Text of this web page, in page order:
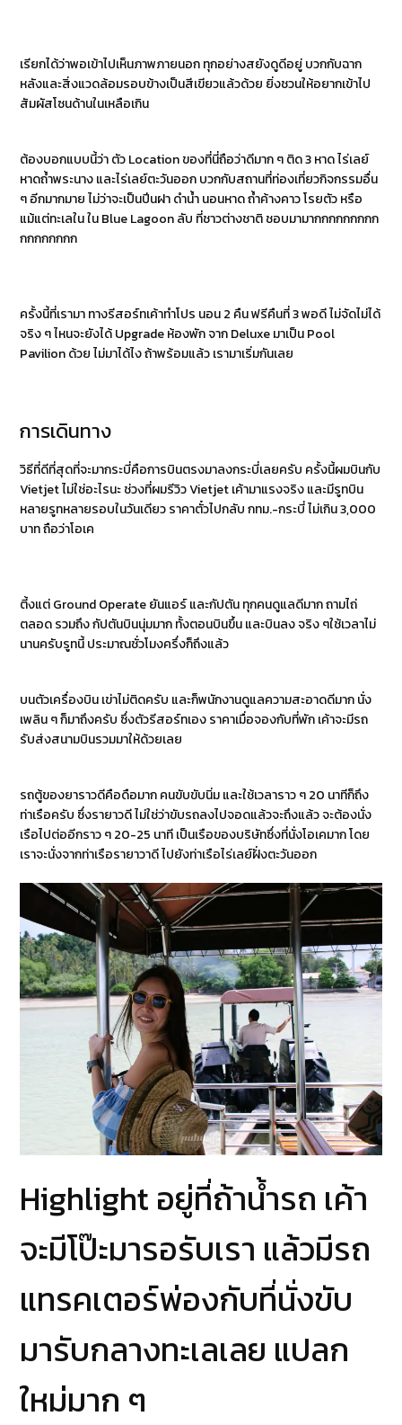
เรียกได้ว่าพอเข้าไปเห็นภาพภายนอก ทุกอย่างสยังดูดีอยู่ บวกกับฉาก
หลังและสิ่งแวดล้อมรอบข้างเป็นสีเขียวแล้วด้วย ยิ่งชวนให้อยากเข้าไป
สัมผัสโซนด้านในเหลือเกิน
ต้องบอกแบบนี้ว่า ตัว Location ของที่นี่ถือว่าดีมาก ๆ ติด 3 หาด ไร่เลย์
หาดถ้ำพระนาง และไร่เลย์ตะวันออก บวกกับสถานที่ท่องเที่ยวกิจกรรมอื่น
ๆ อีกมากมาย ไม่ว่าจะเป็นปีนฝา ดำน้ำ นอนหาด ถ้ำค้างคาว โรยตัว หรือ
แม้แต่ทะเลใน ใน Blue Lagoon ลับ ที่ชาวต่างชาติ ชอบมามากกกกกกกกก
กกกกกกกก
ครั้งนี้ที่เรามา ทางรีสอร์ทเค้าทำโปร นอน 2 คืน ฟรีคืนที่ 3 พอดี ไม่จัดไม่ได้
จริง ๆ ไหนจะยังได้ Upgrade ห้องพัก จาก Deluxe มาเป็น Pool
Pavilion ด้วย ไม่มาได้ไง ถ้าพร้อมแล้ว เรามาเริ่มกันเลย
การเดินทาง
วิธีที่ดีที่สุดที่จะมากระบี่คือการบินตรงมาลงกระบี่เลยครับ ครั้งนี้ผมบินกับ
Vietjet ไม่ใช่อะไรนะ ช่วงที่ผมรีวิว Vietjet เค้ามาแรงจริง และมีรูทบิน
หลายรูทหลายรอบในวันเดียว ราคาตั๋วไปกลับ กทม.-กระบี่ ไม่เกิน 3,000
บาท ถือว่าโอเค
ตี้งแต่ Ground Operate ยันแอร์ และกัปตัน ทุกคนดูแลดีมาก ถามไถ่
ตลอด รวมถึง กัปตันบินนุ่มมาก ทั้งตอนบินขึ้น และบินลง จริง ๆใช้เวลาไม่
นานครับรูทนี้ ประมาณชั่วโมงครึ่งก็ถึงแล้ว
บนตัวเครื่องบิน เข่าไม่ติดครับ และก็พนักงานดูแลความสะอาดดีมาก นั่ง
เพลิน ๆ ก็มาถึงครับ ซึ่งตัวรีสอร์ทเอง ราคาเมื่อจองกับที่พัก เค้าจะมีรถ
รับส่งสนามบินรวมมาให้ด้วยเลย
รถตู้ของยาราวดีคือดือมาก คนขับขับนิ่ม และใช้เวลาราว ๆ 20 นาทีก็ถึง
ท่าเรือครับ ซึ่งรายาวดี ไม่ใช่ว่าขับรถลงไปจอดแล้วจะถึงแล้ว จะต้องนั่ง
เรือไปต่ออีกราว ๆ 20-25 นาที เป็นเรือของบริษัทซึ่งที่นั่งโอเคมาก โดย
เราจะนั่งจากท่าเรือรายาวาดี ไปยังท่าเรือไร่เลย์ฝั่งตะวันออก
Highlight อยู่ที่ถ้าน้ำรถ เค้า
จะมีโป๊ะมารอรับเรา แล้วมีรถ
แทรคเตอร์พ่องกับที่นั่งขับ
มารับกลางทะเลเลย แปลก
ใหม่มาก ๆ